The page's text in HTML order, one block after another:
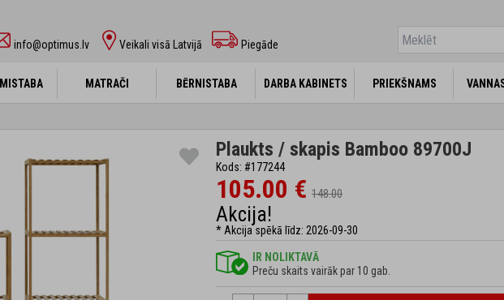
info@optimus.lv Veikali visā Latvijā Piegāde
MATRAČI BĒRNISTABA DARBA KABINETS PRIEKŠNAMS
MATRAČI BĒRNISTABA DARBA KABINETS PRIEKŠNAMS
Plaukts / skapis Bamboo 89700J
Kods: #177244
105.00 € 148.00
Akcija!
* Akcija spēkā līdz: 2026-09-30
IR NOLIKTAVĀ
Preču skaits vairāk par 10 gab.